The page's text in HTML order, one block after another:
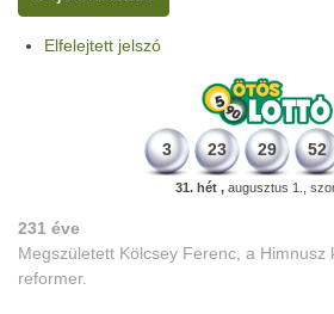
Elfelejtett jelszó
3 23 29 52
31. hét ,augusztus 1.,
231 éve
Megszületett Kölcsey Ferenc, a Himnusz
reformer.